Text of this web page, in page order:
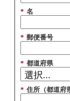
* 名
* 郵便番号
* 都道府県
* 住所（都道府